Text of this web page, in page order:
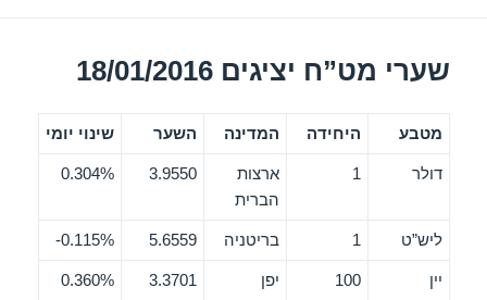
שערי מט”ח יציגים 18/01/2016
מטבע היחידה המדינה השער שינוי יומי
דולר 1
ארצות
הברית
3.9550
0.304%
ליש”ט 1 בריטניה 5.6559
0.115%-
יין 100 יפן 3.3701
0.360%